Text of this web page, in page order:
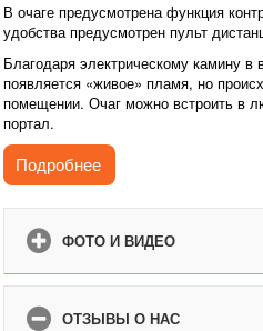
В очаге предусмотрена функция
удобства предусмотрен пульт
Благодаря электрическому камину в
появляется «живое» пламя, но
помещении. Очаг можно встроить в
портал.
Камин с эффектом реального
атмосферу уюта и комфорта в Вашем
Подробнее
ФОТО И ВИДЕО
ОТЗЫВЫ О НАС